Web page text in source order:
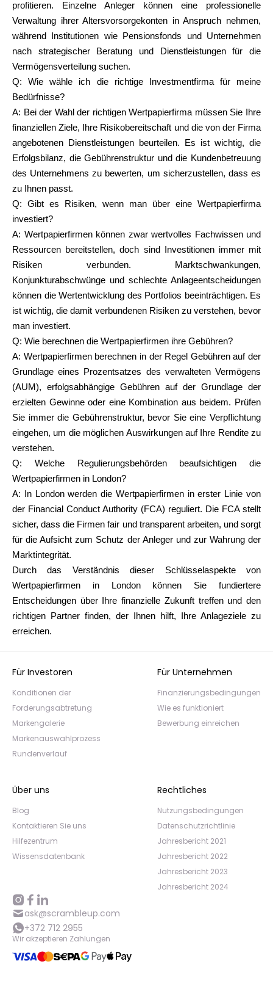
profitieren. Einzelne Anleger können eine professionelle
Verwaltung ihrer Altersvorsorgekonten in Anspruch nehmen,
während Institutionen wie Pensionsfonds und Unternehmen
nach strategischer Beratung und Dienstleistungen für die
Vermögensverteilung suchen.
Q:Wie wähle ich die richtige Investmentfirma für meine
Bedürfnisse?
A: Bei der Wahl der richtigen Wertpapierfirma müssen Sie Ihre
finanziellen Ziele, Ihre Risikobereitschaft und die von der Firma
angebotenen Dienstleistungen beurteilen. Es ist wichtig, die
Erfolgsbilanz, die Gebührenstruktur und die Kundenbetreuung
des Unternehmens zu bewerten, um sicherzustellen, dass es
zu Ihnen passt.
Q: Gibt es Risiken, wenn man über eine Wertpapierfirma
investiert?
A: Wertpapierfirmen können zwar wertvolles Fachwissen und
Ressourcen bereitstellen, doch sind Investitionen immer mit
Risiken verbunden. Marktschwankungen,
Konjunkturabschwünge und schlechte Anlageentscheidungen
können die Wertentwicklung des Portfolios beeinträchtigen. Es
ist wichtig, die damit verbundenen Risiken zu verstehen, bevor
man investiert.
Q: Wie berechnen die Wertpapierfirmen ihre Gebühren?
A: Wertpapierfirmen berechnen in der Regel Gebühren auf der
Grundlage eines Prozentsatzes des verwalteten Vermögens
(AUM), erfolgsabhängige Gebühren auf der Grundlage der
erzielten Gewinne oder eine Kombination aus beidem. Prüfen
Sie immer die Gebührenstruktur, bevor Sie eine Verpflichtung
eingehen, um die möglichen Auswirkungen auf Ihre Rendite zu
verstehen.
Q: Welche Regulierungsbehörden beaufsichtigen die
Wertpapierfirmen in London?
A: In London werden die Wertpapierfirmen in erster Linie von
der Financial Conduct Authority (FCA) reguliert. Die FCA stellt
sicher, dass die Firmen fair und transparent arbeiten, und sorgt
für die Aufsicht zum Schutz der Anleger und zur Wahrung der
Marktintegrität.
Durch das Verständnis dieser Schlüsselaspekte von
Wertpapierfirmen in London können Sie fundiertere
Entscheidungen über Ihre finanzielle Zukunft treffen und den
richtigen Partner finden, der Ihnen hilft, Ihre Anlageziele zu
erreichen.
Für Investoren
Konditionen der
Forderungsabtretung
Markengalerie
Markenauswahlprozess
Rundenverlauf
Für Unternehmen
Finanzierungsbedingungen
Wie es funktioniert
Bewerbung einreichen
Über uns
Blog
Kontaktieren Sie uns
Hilfezentrum
Wissensdatenbank
Rechtliches
Nutzungsbedingungen
Datenschutzrichtlinie
Jahresbericht 2021
Jahresbericht 2022
Jahresbericht 2023
Jahresbericht 2024
ask@scrambleup.com
+372 712 2955
Wir akzeptieren Zahlungen